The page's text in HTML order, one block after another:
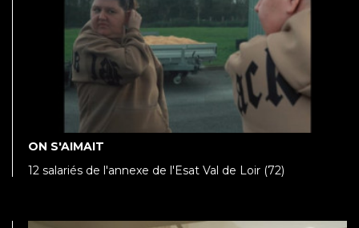
ON S'AIMAIT
12 salariés de l'annexe de l'Esat Val de Loir (72)